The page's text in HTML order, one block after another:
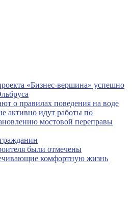
«Бизнес‑вершина» успешно
о правилах поведения на воде
активно идут работы по
мостовой переправы
были отмечены
комфортную жизнь